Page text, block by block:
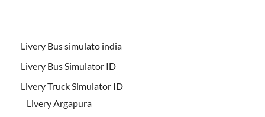
Livery Bus simulato india
Livery Bus Simulator ID
Livery Truck Simulator ID
Livery Argapura